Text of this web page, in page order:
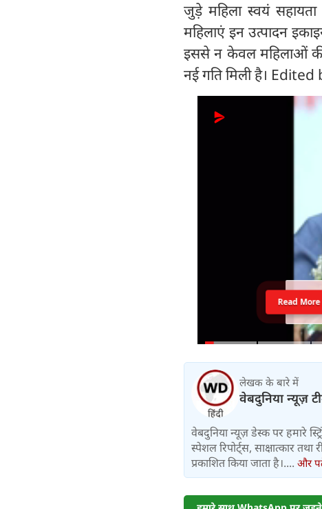
जुड़े महिला स्वयं
महिलाएं इन उत्पादन
इससे न केवल महिलाओं की
नई गति मिली है।
Read More
लेखक के बारे में
वेबदुनिया न्यूज़
वेबदुनिया न्यूज़ डेस्क पर हमारे
स्पेशल रिपोर्ट्स, साक्षात्कार
प्रकाशित किया जाता है।.... और